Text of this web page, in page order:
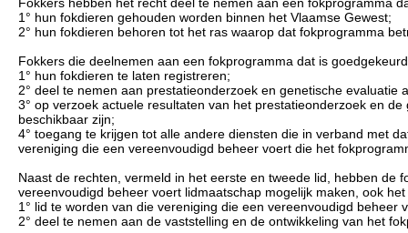
Fokkers hebben het recht deel te nemen aan een fokprogramma
1° hun fokdieren gehouden worden binnen het Vlaamse Gewest;
2° hun fokdieren behoren tot het ras waarop dat fokprogramma
Fokkers die deelnemen aan een fokprogramma dat is
1° hun fokdieren te laten registreren;
2° deel te nemen aan prestatieonderzoek en genetische evaluatie
3° op verzoek actuele resultaten van het prestatieonderzoek en
beschikbaar zijn;
4° toegang te krijgen tot alle andere diensten die in verband met
vereniging die een vereenvoudigd beheer voert die het
Naast de rechten, vermeld in het eerste en tweede lid, hebben de
vereenvoudigd beheer voert lidmaatschap mogelijk maken, ook
1° lid te worden van die vereniging die een vereenvoudigd beheer
2° deel te nemen aan de vaststelling en de ontwikkeling van het